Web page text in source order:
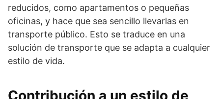
reducidos, como apartamentos o pequeñas
oficinas, y hace que sea sencillo llevarlas en
transporte público. Esto se traduce en una
solución de transporte que se adapta a cualquier
estilo de vida.
Contribución a un estilo de